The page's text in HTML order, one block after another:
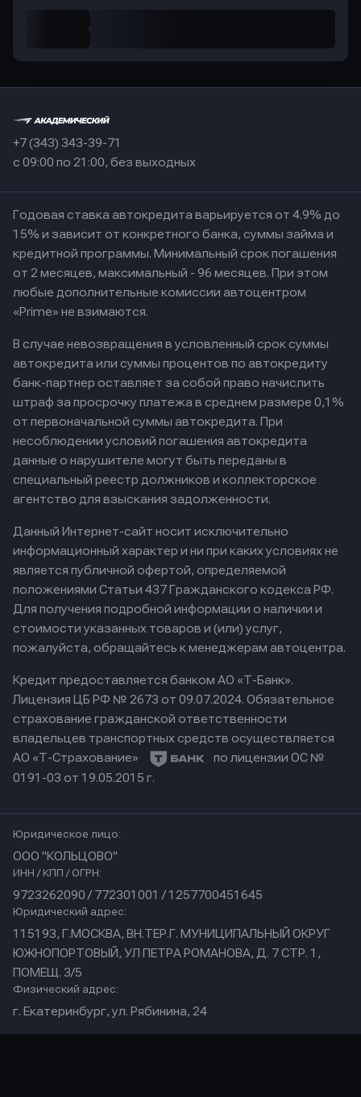
+7 (343) 343-39-71
с 09:00 по 21:00, без выходных
Годовая ставка автокредита варьируется от 4.9% до
15% и зависит от конкретного банка, суммы займа и
кредитной программы. Минимальный срок погашения
от 2 месяцев, максимальный - 96 месяцев. При этом
любые дополнительные комиссии автоцентром
«Prime» не взимаются.
В случае невозвращения в условленный срок суммы
автокредита или суммы процентов по автокредиту
банк-партнер оставляет за собой право начислить
штраф за просрочку платежа в среднем размере 0,1%
от первоначальной суммы автокредита. При
несоблюдении условий погашения автокредита
данные о нарушителе могут быть переданы в
специальный реестр должников и коллекторское
агентство для взыскания задолженности.
Данный Интернет-сайт носит исключительно
информационный характер и ни при каких условиях не
является публичной офертой, определяемой
положениями Статьи 437 Гражданского кодекса РФ.
Для получения подробной информации о наличии и
стоимости указанных товаров и (или) услуг,
пожалуйста, обращайтесь к менеджерам автоцентра.
Кредит предоставляется банком АО «Т-Банк».
Лицензия ЦБ РФ № 2673 от 09.07.2024. Обязательное
страхование гражданской ответственности
владельцев транспортных средств осуществляется
АО «Т-Страхование»
по лицензии ОС №
0191-03 от 19.05.2015 г.
Юридическое лицо:
ООО "КОЛЬЦОВО"
ИНН / КПП / ОГРН:
9723262090 / 772301001 / 1257700451645
Юридический адрес:
115193, Г.МОСКВА, ВН.ТЕР.Г. МУНИЦИПАЛЬНЫЙ ОКРУГ
ЮЖНОПОРТОВЫЙ, УЛ ПЕТРА РОМАНОВА, Д. 7 СТР. 1,
ПОМЕЩ. 3/5
Физический адрес:
г. Екатеринбург, ул. Рябинина, 24